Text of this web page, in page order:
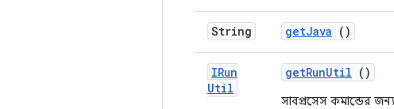
String getJava ()
IRun
Util
getRunUtil ()
সাবপ্রসেস কমান্ডের